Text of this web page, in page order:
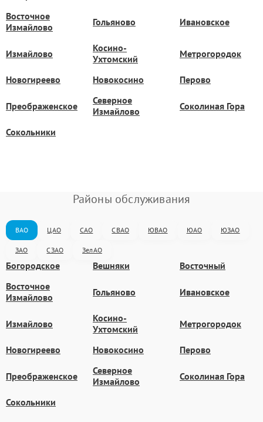
Восточное
Измайлово
Гольяново Ивановское
Измайлово
Косино-
Ухтомский
Метрогородок
Новогиреево Новокосино Перово
Преображенское
Северное
Измайлово
Соколиная Гора
Сокольники
Районы обслуживания
ВАО ЦАО САО СВАО ЮВАО ЮАО ЮЗАО
ЗАО СЗАО ЗелАО
Богородское Вешняки
Восточный
Восточное
Измайлово
Гольяново Ивановское
Измайлово
Косино-
Ухтомский
Метрогородок
Новогиреево Новокосино Перово
Преображенское
Северное
Измайлово
Соколиная Гора
Сокольники